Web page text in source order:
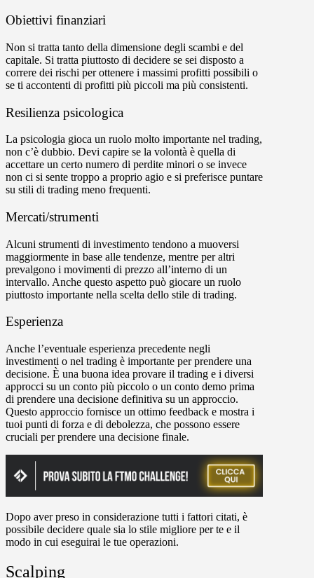
Obiettivi finanziari
Non si tratta tanto della dimensione degli scambi e del
capitale. Si tratta piuttosto di decidere se sei disposto a
correre dei rischi per ottenere i massimi profitti possibili o
se ti accontenti di profitti più piccoli ma più consistenti.
Resilienza psicologica
La psicologia gioca un ruolo molto importante nel trading,
non c’è dubbio. Devi capire se la volontà è quella di
accettare un certo numero di perdite minori o se invece
non ci si sente troppo a proprio agio e si preferisce puntare
su stili di trading meno frequenti.
Mercati/strumenti
Alcuni strumenti di investimento tendono a muoversi
maggiormente in base alle tendenze, mentre per altri
prevalgono i movimenti di prezzo all’interno di un
intervallo. Anche questo aspetto può giocare un ruolo
piuttosto importante nella scelta dello stile di trading.
Esperienza
Anche l’eventuale esperienza precedente negli
investimenti o nel trading è importante per prendere una
decisione. È una buona idea provare il trading e i diversi
approcci su un conto più piccolo o un conto demo prima
di prendere una decisione definitiva su un approccio.
Questo approccio fornisce un ottimo feedback e mostra i
tuoi punti di forza e di debolezza, che possono essere
cruciali per prendere una decisione finale.
Dopo aver preso in considerazione tutti i fattori citati, è
possibile decidere quale sia lo stile migliore per te e il
modo in cui eseguirai le tue operazioni.
Scalping